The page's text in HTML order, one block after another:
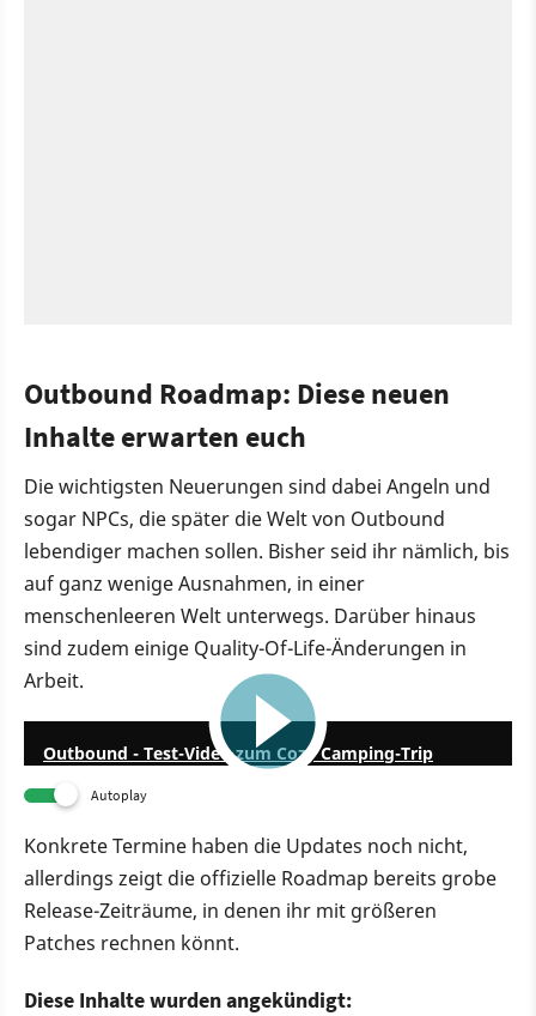
Outbound Roadmap: Diese neuen
Inhalte erwarten euch
Die wichtigsten Neuerungen sind dabei Angeln und
sogar NPCs, die später die Welt von Outbound
lebendiger machen sollen. Bisher seid ihr nämlich, bis
auf ganz wenige Ausnahmen, in einer
menschenleeren Welt unterwegs. Darüber hinaus
sind zudem einige Quality-Of-Life-Änderungen in
Arbeit.
Outbound - Test-Video zum Cozy Camping-Trip
Autoplay
Konkrete Termine haben die Updates noch nicht,
allerdings zeigt die offizielle Roadmap bereits grobe
Release-Zeiträume, in denen ihr mit größeren
Patches rechnen könnt.
Diese Inhalte wurden angekündigt: